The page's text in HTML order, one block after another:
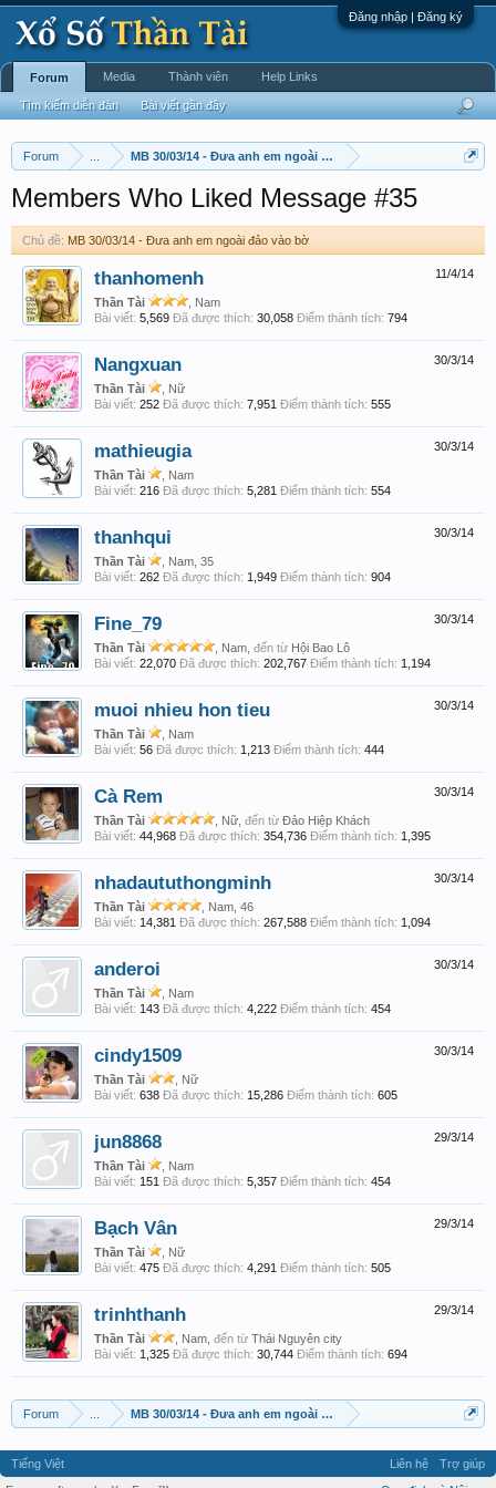
Đăng nhập | Đăng ký
Forum MB 30/03/14 - Đưa anh em ngoài đảo vào bờ
Members Who Liked Message #35
Chủ đề: MB 30/03/14 - Đưa anh em ngoài đảo vào bờ
11/4/14
thanhomenh
Thần Tài
, Nam
Bài viết: 5,569 Đã được thích: 30,058 Điểm thành tích: 794
30/3/14
Nangxuan
Thần Tài
, Nữ
Bài viết: 252 Đã được thích: 7,951 Điểm thành tích: 555
30/3/14
mathieugia
Thần Tài
, Nam
Bài viết: 216 Đã được thích: 5,281 Điểm thành tích: 554
30/3/14
thanhqui
Thần Tài
, Nam, 35
Bài viết: 262 Đã được thích: 1,949 Điểm thành tích: 904
30/3/14
Fine_79
Thần Tài , Nam, đến từ Hội Bao Lô
Bài viết: 22,070 Đã được thích: 202,767 Điểm thành tích: 1,194
30/3/14
muoi nhieu hon tieu
Thần Tài
, Nam
Bài viết: 56 Đã được thích: 1,213 Điểm thành tích: 444
30/3/14
Cà Rem
Thần Tài , Nữ, đến từ Đảo Hiệp Khách
Bài viết: 44,968 Đã được thích: 354,736 Điểm thành tích: 1,395
30/3/14
nhadaututhongminh
Thần Tài
, Nam, 46
Bài viết: 14,381 Đã được thích: 267,588 Điểm thành tích: 1,094
30/3/14
anderoi
Thần Tài
, Nam
Bài viết: 143 Đã được thích: 4,222 Điểm thành tích: 454
30/3/14
cindy1509
Thần Tài
, Nữ
Bài viết: 638 Đã được thích: 15,286 Điểm thành tích: 605
29/3/14
jun8868
Thần Tài
, Nam
Bài viết: 151 Đã được thích: 5,357 Điểm thành tích: 454
29/3/14
Bạch Vân
Thần Tài
, Nữ
Bài viết: 475 Đã được thích: 4,291 Điểm thành tích: 505
29/3/14
trinhthanh
Thần Tài , Nam, đến từ Thái Nguyên city
Bài viết: 1,325 Đã được thích: 30,744 Điểm thành tích: 694
Forum MB 30/03/14 - Đưa anh em ngoài đảo vào bờ
Forum
Tìm kiếm diễn đàn Bài viết gần đây
Media Thành viên Help Links
Tiếng Việt Liên hệ
Trợ giúp